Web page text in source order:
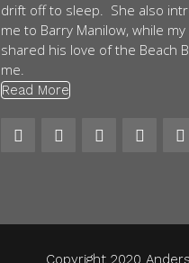
drift off to sleep. She also
me to Barry Manilow, while my
shared his love of the Beach
me.
Read More
Copyright 2020